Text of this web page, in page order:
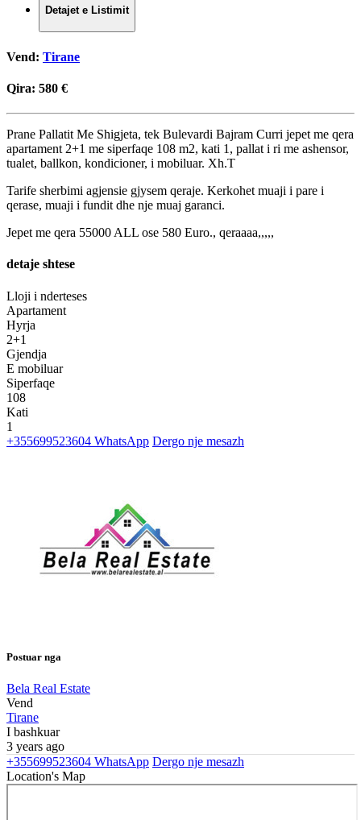
Detajet e Listimit
Vend: Tirane
Qira: 580 €
Prane Pallatit Me Shigjeta, tek Bulevardi Bajram Curri jepet me qera
apartament 2+1 me siperfaqe 108 m2, kati 1, pallat i ri me ashensor,
tualet, ballkon, kondicioner, i mobiluar. Xh.T
Tarife sherbimi agjensie gjysem qeraje. Kerkohet muaji i pare i
qerase, muaji i fundit dhe nje muaj garanci.
Jepet me qera 55000 ALL ose 580 Euro., qeraaaa,,,,,
detaje shtese
Lloji i nderteses
Apartament
Hyrja
2+1
Gjendja
E mobiluar
Siperfaqe
108
Kati
1
+355699523604 WhatsApp Dergo nje mesazh
Postuar nga
Bela Real Estate
Vend
Tirane
I bashkuar
3 years ago
+355699523604 WhatsApp Dergo nje mesazh
Location's Map